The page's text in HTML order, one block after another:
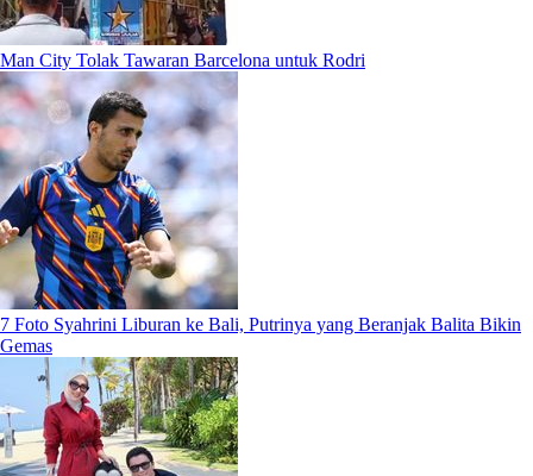
Man City Tolak Tawaran Barcelona untuk Rodri
7 Foto Syahrini Liburan ke Bali, Putrinya yang Beranjak Balita Bikin
Gemas